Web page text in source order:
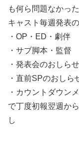
も何ら問題なかっ
キャスト毎週発表
・OP・ED・劇伴
・サブ脚本・監督
・発表会のおしらせ
・直前SPのおしら
・カウントダウン
で丁度初報翌週か
し